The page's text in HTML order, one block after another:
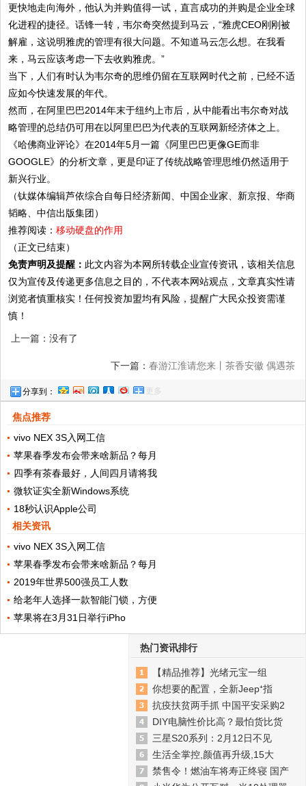
更快地走向海外，他认为并购值得一试，直言成功的并购是企业全球
化进程的捷径。话锋一转，韦尔奇突然提到马云，“雅虎CEO刚刚被
解雇，这说明雅虎的管理有很大问题。不知道马云怎么想。在我看
来，马云应该考虑一下去收购雅虎。”
当下，人们有时认为韦尔奇的思维仍留在互联网时代之前，已经不适
应如今快速发展的年代。
然而，在阿里巴巴2014年末于纽约上市后，从中能看出韦尔奇对战
略管理的总结仍可用在以阿里巴巴为代表的互联网新经济体之上。
《哈佛商业评论》在2014年5月一篇《阿里巴巴更像GE而非
GOOGLE》的分析文章，更是印证了传统战略管理思维仍然适用于
新兴行业。
（钛媒体编辑芦依综合自每日经济新闻、中国企业家、新京报、华商
韬略、中信出版集团）
推荐阅读：移动硬盘的作用
（正文已结束）
免责声明及提醒： 此文内容为本网所转载企业宣传资讯，该相关信息
仅为宣传及传递更多信息之目的，不代表本网站观点，文章真实性请
浏览者慎重核实！任何投资加盟均有风险，提醒广大民众投资需谨
慎！
上一篇：没有了
下一篇： 春游江淮请您来丨茶香安徽 偶遇茶
分享到： 更多
焦点推荐
vivo NEX 3S入网工信
苹果春季发布会带来啥新品？每月
四季有茶春最好，人间四月请将我
微软证实全新Windows系统
18秒认识Apple公司
相关资讯
vivo NEX 3S入网工信
苹果春季发布会带来啥新品？每月
2019年世界500强员工人数
给老年人选择一款智能门锁，方便
苹果将在3月31日举行iPho
热门资讯排行
【精品推荐】光绪元宝一组
你想要的配置，全新Jeep⁺指
抗疫扶贫两手抓 中国平安采购2
DIY电脑性价比高？最怕货比货
三星S20系列：2月12日不见
生活全掌控,颜值再升级,15大
禁售令！燃油车将寿正终寝 国产